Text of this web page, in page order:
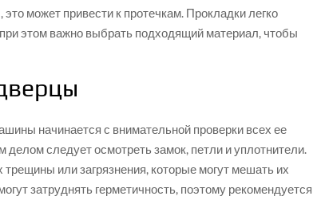
может привести к протечкам. Прокладки легко
этом важно выбрать подходящий материал, чтобы
начинается с внимательной проверки всех ее
следует осмотреть замок, петли и уплотнители.
или загрязнения, которые могут мешать их
затруднять герметичность, поэтому рекомендуется